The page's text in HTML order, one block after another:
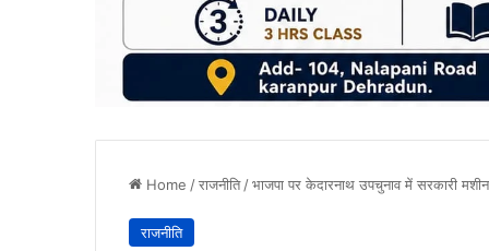
Home /राजनीति/भाजपा पर केदारनाथ उपचुनाव में सरकारी
राजनीति